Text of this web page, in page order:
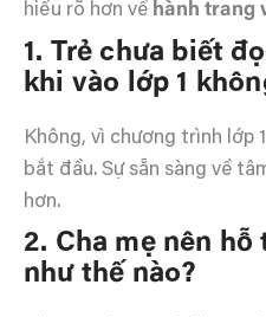
hiểu rõ hơn về hành trang
1. Trẻ chưa biết
khi vào lớp 1
Không, vì chương trình lớp
bắt đầu. Sự sẵn sàng về
hơn.
2. Cha mẹ nên
như thế nào?